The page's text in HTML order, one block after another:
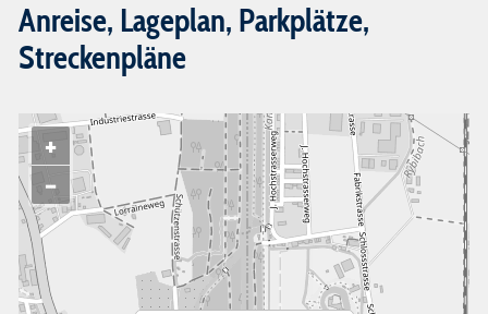
Anreise, Lageplan, Parkplätze,
Streckenpläne
+
−